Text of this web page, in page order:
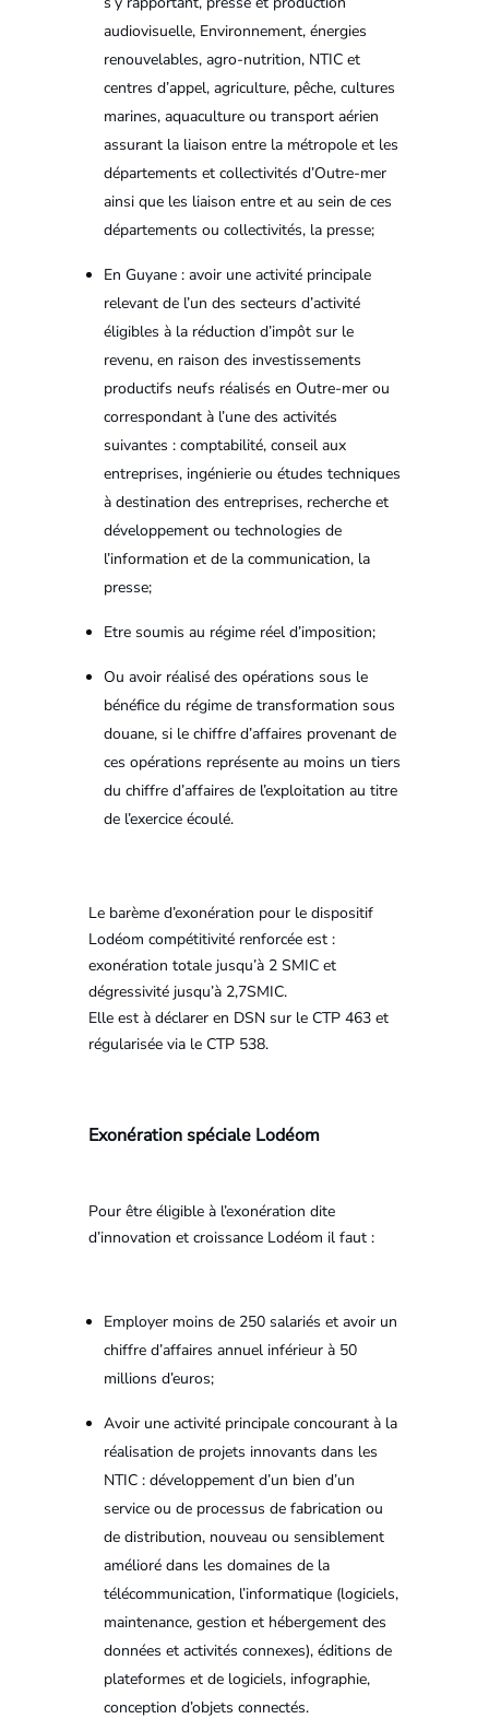
audiovisuelle, Environnement, énergies
renouvelables, agro-nutrition, NTIC et
centres d’appel, agriculture, pêche, cultures
marines, aquaculture ou transport aérien
assurant la liaison entre la métropole et les
départements et collectivités d’Outre-mer
ainsi que les liaison entre et au sein de ces
départements ou collectivités, la presse;
En Guyane : avoir une activité principale
relevant de l’un des secteurs d’activité
éligibles à la réduction d’impôt sur le
revenu, en raison des investissements
productifs neufs réalisés en Outre-mer ou
correspondant à l’une des activités
suivantes : comptabilité, conseil aux
entreprises, ingénierie ou études techniques
à destination des entreprises, recherche et
développement ou technologies de
l’information et de la communication, la
presse;
Etre soumis au régime réel d’imposition;
Ou avoir réalisé des opérations sous le
bénéfice du régime de transformation sous
douane, si le chiffre d’affaires provenant de
ces opérations représente au moins un tiers
du chiffre d’affaires de l’exploitation au titre
de l’exercice écoulé.
Le barème d’exonération pour le dispositif
Lodéom compétitivité renforcée est :
exonération totale jusqu’à 2 SMIC et
dégressivité jusqu’à 2,7SMIC.
Elle est à déclarer en DSN sur le CTP 463 et
régularisée via le CTP 538.
Exonération spéciale Lodéom
Pour être éligible à l’exonération dite
d’innovation et croissance Lodéom il faut :
Employer moins de 250 salariés et avoir un
chiffre d’affaires annuel inférieur à 50
millions d’euros;
Avoir une activité principale concourant à la
réalisation de projets innovants dans les
NTIC : développement d’un bien d’un
service ou de processus de fabrication ou
de distribution, nouveau ou sensiblement
amélioré dans les domaines de la
télécommunication, l’informatique (logiciels,
maintenance, gestion et hébergement des
données et activités connexes), éditions de
plateformes et de logiciels, infographie,
conception d’objets connectés.